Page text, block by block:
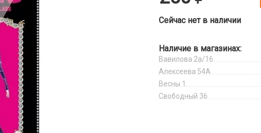
Сейчас нет в наличии
Наличие в магазинах:
Вавилова 2а/16
Алексеева 54А
Весны 1
Свободный 36